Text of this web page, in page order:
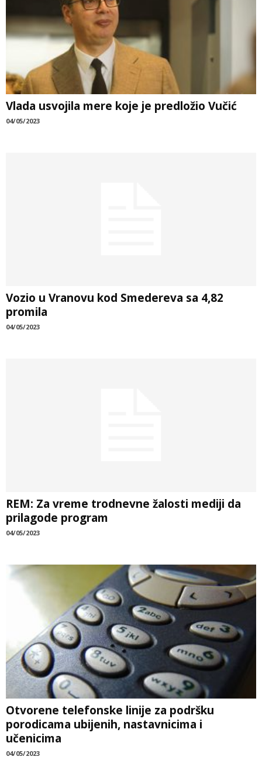
Vlada usvojila mere koje je predložio Vučić
04/05/2023
Vozio u Vranovu kod Smedereva sa 4,82
promila
04/05/2023
REM: Za vreme trodnevne žalosti mediji da
prilagode program
04/05/2023
Otvorene telefonske linije za podršku
porodicama ubijenih, nastavnicima i
učenicima
04/05/2023